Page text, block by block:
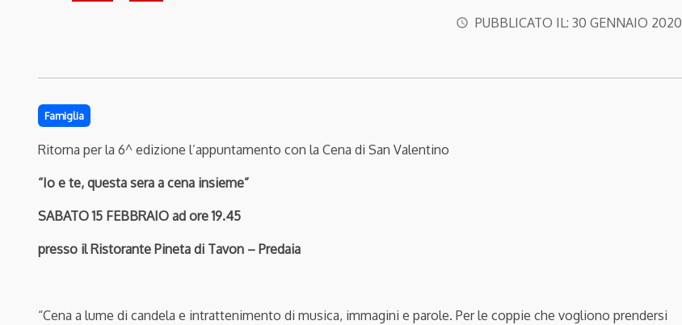
access_time PUBBLICATO IL: 30 GENNAIO 2020
Famiglia
Ritorna per la 6^ edizione l’appuntamento con la Cena di San Valentino
“Io e te, questa sera a cena insieme”
SABATO 15 FEBBRAIO ad ore 19.45
presso il Ristorante Pineta di Tavon – Predaia
“Cena a lume di candela e intrattenimento di musica, immagini e parole. Per le coppie che vogliono prendersi